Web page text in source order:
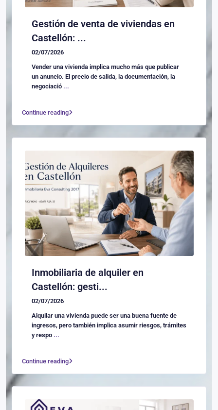
Gestión de venta de viviendas en
Castellón: ...
02/07/2026
Vender una vivienda implica mucho más que publicar
un anuncio. El precio de salida, la documentación, la
negociació ...
Continue reading
Inmobiliaria de alquiler en
Castellón: gesti...
02/07/2026
Alquilar una vivienda puede ser una buena fuente de
ingresos, pero también implica asumir riesgos, trámites
y respo ...
Continue reading